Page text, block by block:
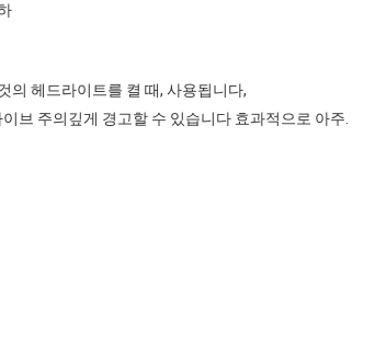
의 헤드라이트를 켤 때, 사용됩니다,
브 주의깊게 경고할 수 있습니다 효과적으로 아주.